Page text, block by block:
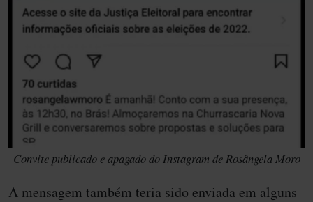
Convite publicado e apagado do Instagram de Rosângela Moro
A mensagem também teria sido enviada em alguns